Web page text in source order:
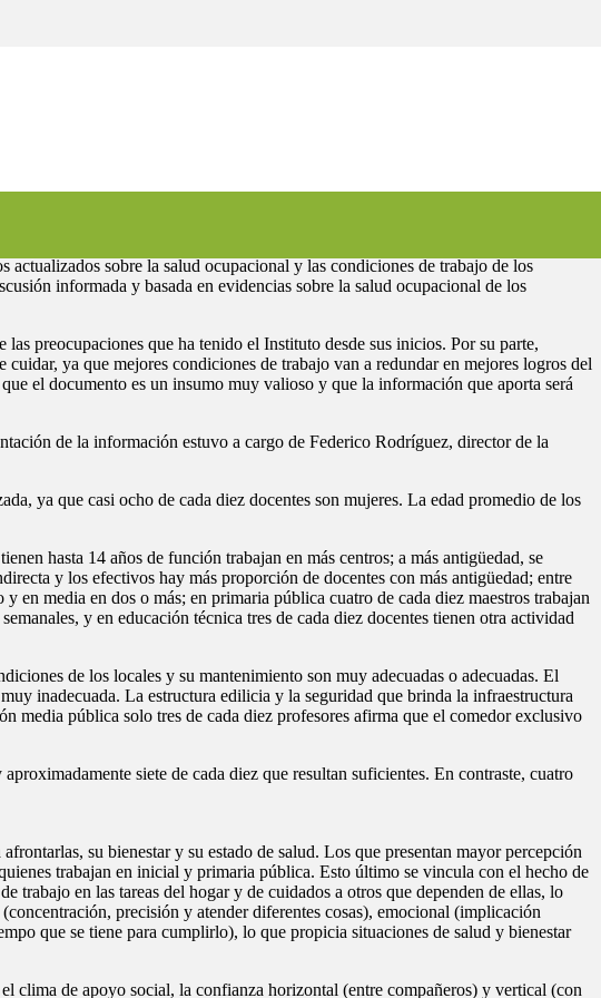
de los docentes
actualizados sobre la salud ocupacional y las condiciones de trabajo de los
informada y basada en evidencias sobre la salud ocupacional de los
preocupaciones que ha tenido el Instituto desde sus inicios. Por su parte,
ya que mejores condiciones de trabajo van a redundar en mejores logros del
el documento es un insumo muy valioso y que la información que aporta será
de la información estuvo a cargo de Federico Rodríguez, director de la
ya que casi ocho de cada diez docentes son mujeres. La edad promedio de los
hasta 14 años de función trabajan en más centros; a más antigüedad, se
y los efectivos hay más proporción de docentes con más antigüedad; entre
media en dos o más; en primaria pública cuatro de cada diez maestros trabajan
y en educación técnica tres de cada diez docentes tienen otra actividad
de los locales y su mantenimiento son muy adecuadas o adecuadas. El
inadecuada. La estructura edilicia y la seguridad que brinda la infraestructura
media pública solo tres de cada diez profesores afirma que el comedor exclusivo
siete de cada diez que resultan suficientes. En contraste, cuatro
su bienestar y su estado de salud. Los que presentan mayor percepción
trabajan en inicial y primaria pública. Esto último se vincula con el hecho de
trabajo en las tareas del hogar y de cuidados a otros que dependen de ellas, lo
precisión y atender diferentes cosas), emocional (implicación
que se tiene para cumplirlo), lo que propicia situaciones de salud y bienestar
clima de apoyo social, la confianza horizontal (entre compañeros) y vertical (con